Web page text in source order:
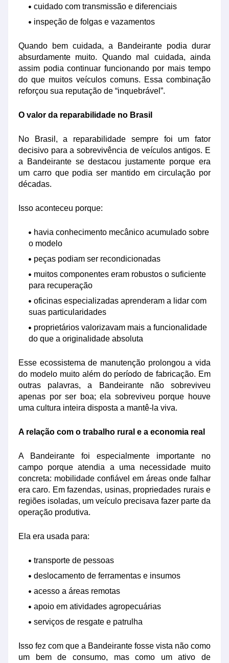
cuidado com transmissão e diferenciais
inspeção de folgas e vazamentos
Quando bem cuidada, a Bandeirante podia durar
absurdamente muito. Quando mal cuidada, ainda
assim podia continuar funcionando por mais tempo
do que muitos veículos comuns. Essa combinação
reforçou sua reputação de “inquebrável”.
O valor da reparabilidade no Brasil
No Brasil, a reparabilidade sempre foi um fator
decisivo para a sobrevivência de veículos antigos. E
a Bandeirante se destacou justamente porque era
um carro que podia ser mantido em circulação por
décadas.
Isso aconteceu porque:
havia conhecimento mecânico acumulado sobre
o modelo
peças podiam ser recondicionadas
muitos componentes eram robustos o suficiente
para recuperação
oficinas especializadas aprenderam a lidar com
suas particularidades
proprietários valorizavam mais a funcionalidade
do que a originalidade absoluta
Esse ecossistema de manutenção prolongou a vida
do modelo muito além do período de fabricação. Em
outras palavras, a Bandeirante não sobreviveu
apenas por ser boa; ela sobreviveu porque houve
uma cultura inteira disposta a mantê-la viva.
A relação com o trabalho rural e a economia real
A Bandeirante foi especialmente importante no
campo porque atendia a uma necessidade muito
concreta: mobilidade confiável em áreas onde falhar
era caro. Em fazendas, usinas, propriedades rurais e
regiões isoladas, um veículo precisava fazer parte da
operação produtiva.
Ela era usada para:
transporte de pessoas
deslocamento de ferramentas e insumos
acesso a áreas remotas
apoio em atividades agropecuárias
serviços de resgate e patrulha
Isso fez com que a Bandeirante fosse vista não como
um bem de consumo, mas como um ativo de